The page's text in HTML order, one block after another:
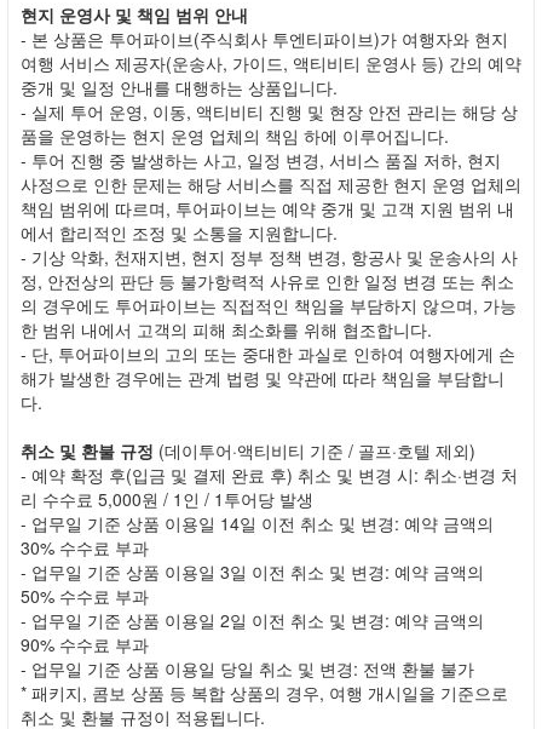
현지 운영사 및 책임 범위 안내
- 본 상품은 투어파이브(주식회사 투엔티파이브)가 여행자와 현지
여행 서비스 제공자(운송사, 가이드, 액티비티 운영사 등) 간의 예약
중개 및 일정 안내를 대행하는 상품입니다.
- 실제 투어 운영, 이동, 액티비티 진행 및 현장 안전 관리는 해당 상
품을 운영하는 현지 운영 업체의 책임 하에 이루어집니다.
- 투어 진행 중 발생하는 사고, 일정 변경, 서비스 품질 저하, 현지
사정으로 인한 문제는 해당 서비스를 직접 제공한 현지 운영 업체의
책임 범위에 따르며, 투어파이브는 예약 중개 및 고객 지원 범위 내
에서 합리적인 조정 및 소통을 지원합니다.
- 기상 악화, 천재지변, 현지 정부 정책 변경, 항공사 및 운송사의 사
정, 안전상의 판단 등 불가항력적 사유로 인한 일정 변경 또는 취소
의 경우에도 투어파이브는 직접적인 책임을 부담하지 않으며, 가능
한 범위 내에서 고객의 피해 최소화를 위해 협조합니다.
- 단, 투어파이브의 고의 또는 중대한 과실로 인하여 여행자에게 손
해가 발생한 경우에는 관계 법령 및 약관에 따라 책임을 부담합니
다.
취소 및 환불 규정 (데이투어·액티비티 기준 / 골프·호텔 제외)
- 예약 확정 후(입금 및 결제 완료 후) 취소 및 변경 시: 취소·변경 처
리 수수료 5,000원 / 1인 / 1투어당 발생
- 업무일 기준 상품 이용일 14일 이전 취소 및 변경: 예약 금액의
30% 수수료 부과
- 업무일 기준 상품 이용일 3일 이전 취소 및 변경: 예약 금액의
50% 수수료 부과
- 업무일 기준 상품 이용일 2일 이전 취소 및 변경: 예약 금액의
90% 수수료 부과
- 업무일 기준 상품 이용일 당일 취소 및 변경: 전액 환불 불가
* 패키지, 콤보 상품 등 복합 상품의 경우, 여행 개시일을 기준으로
취소 및 환불 규정이 적용됩니다.